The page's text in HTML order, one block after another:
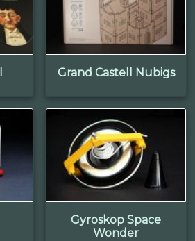
Grand Castell Nubigs
Gyroskop Space
Wonder